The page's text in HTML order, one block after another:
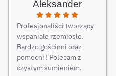
Aleksander
Profesjonaliści tworzący
wspaniałe rzemiosło.
Bardzo gościnni oraz
pomocni ! Polecam z
czystym sumieniem.